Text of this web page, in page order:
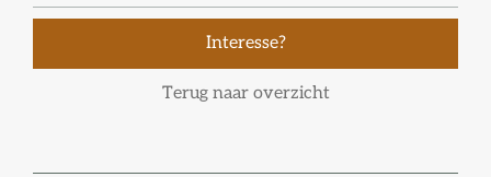
Interesse?
Terug naar overzicht